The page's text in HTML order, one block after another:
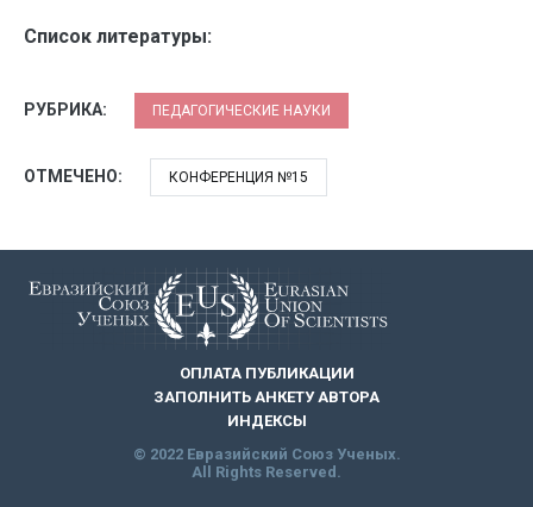
Список литературы:
РУБРИКА: ПЕДАГОГИЧЕСКИЕ НАУКИ
ОТМЕЧЕНО: КОНФЕРЕНЦИЯ №15
ОПЛАТА ПУБЛИКАЦИИ
ЗАПОЛНИТЬ АНКЕТУ АВТОРА
ИНДЕКСЫ
© 2022 Евразийский Союз Ученых.
All Rights Reserved.